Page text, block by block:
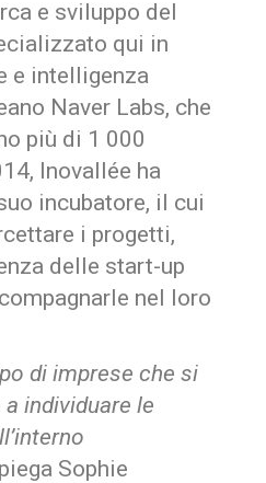
e sviluppo del
qui in
e intelligenza
Naver Labs, che
più di 1 000
Inovallée ha
incubatore, il cui
i progetti,
delle start-up
nel loro
di imprese che si
individuare le
Sophie